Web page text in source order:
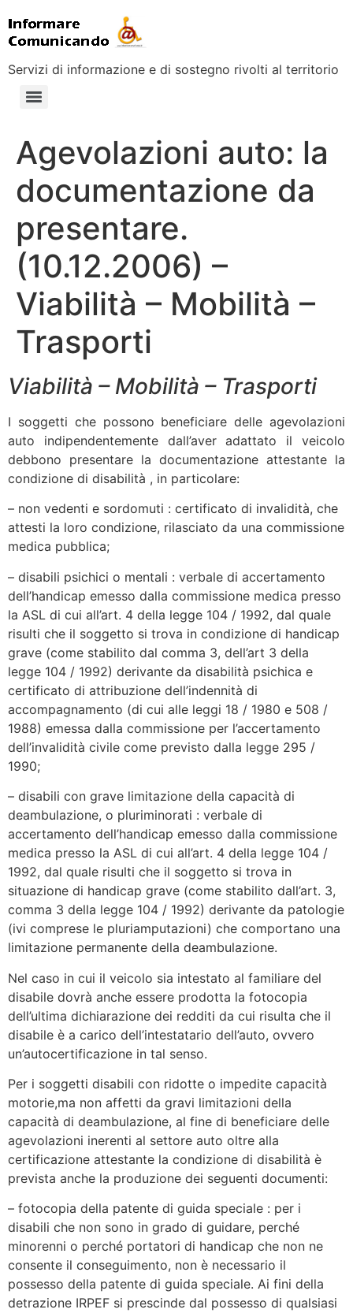
Servizi di informazione e di sostegno rivolti al territorio
Agevolazioni auto: la
documentazione da
presentare.
(10.12.2006) –
Viabilità – Mobilità –
Trasporti
Viabilità – Mobilità – Trasporti
I soggetti che possono beneficiare delle agevolazioni
auto indipendentemente dall’aver adattato il veicolo
debbono presentare la documentazione attestante la
condizione di disabilità , in particolare:
– non vedenti e sordomuti : certificato di invalidità, che
attesti la loro condizione, rilasciato da una commissione
medica pubblica;
– disabili psichici o mentali : verbale di accertamento
dell’handicap emesso dalla commissione medica presso
la ASL di cui all’art. 4 della legge 104 / 1992, dal quale
risulti che il soggetto si trova in condizione di handicap
grave (come stabilito dal comma 3, dell’art 3 della
legge 104 / 1992) derivante da disabilità psichica e
certificato di attribuzione dell’indennità di
accompagnamento (di cui alle leggi 18 / 1980 e 508 /
1988) emessa dalla commissione per l’accertamento
dell’invalidità civile come previsto dalla legge 295 /
1990;
– disabili con grave limitazione della capacità di
deambulazione, o pluriminorati : verbale di
accertamento dell’handicap emesso dalla commissione
medica presso la ASL di cui all’art. 4 della legge 104 /
1992, dal quale risulti che il soggetto si trova in
situazione di handicap grave (come stabilito dall’art. 3,
comma 3 della legge 104 / 1992) derivante da patologie
(ivi comprese le pluriamputazioni) che comportano una
limitazione permanente della deambulazione.
Nel caso in cui il veicolo sia intestato al familiare del
disabile dovrà anche essere prodotta la fotocopia
dell’ultima dichiarazione dei redditi da cui risulta che il
disabile è a carico dell’intestatario dell’auto, ovvero
un’autocertificazione in tal senso.
Per i soggetti disabili con ridotte o impedite capacità
motorie,ma non affetti da gravi limitazioni della
capacità di deambulazione, al fine di beneficiare delle
agevolazioni inerenti al settore auto oltre alla
certificazione attestante la condizione di disabilità è
prevista anche la produzione dei seguenti documenti:
– fotocopia della patente di guida speciale : per i
disabili che non sono in grado di guidare, perché
minorenni o perché portatori di handicap che non ne
consente il conseguimento, non è necessario il
possesso della patente di guida speciale. Ai fini della
detrazione IRPEF si prescinde dal possesso di qualsiasi